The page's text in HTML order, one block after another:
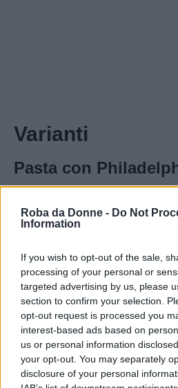
Roba da Donne - Do Not
Information
If you wish to opt-out of the sale,
processing of your personal or
targeted advertising by us, please
section to confirm your selection.
opt-out request is processed you
interest-based ads based on
us or personal information
your opt-out. You may separately
disclosure of your personal
Varianti
Pasta con
prepara lavando le
a julienne. Si pulisce il
radice e la parte verde
finemente.
In una padella si fa
uniscono il porro tritato e 4
quindi si lascia stufare